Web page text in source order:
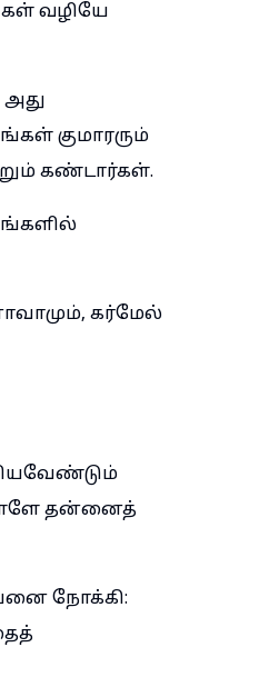
வழியே
குமாரரும்
கண்டார்கள்.
கர்மேல்
தன்னைத்
நோக்கி: